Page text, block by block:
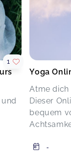
1
Yoga
Atme dich
Dieser
bequem
-